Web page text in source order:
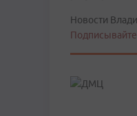
Новости